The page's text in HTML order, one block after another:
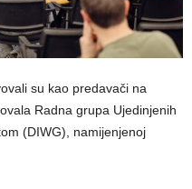
su kao predavači na
Radna grupa Ujedinjenih
(DIWG), namijenjenoj